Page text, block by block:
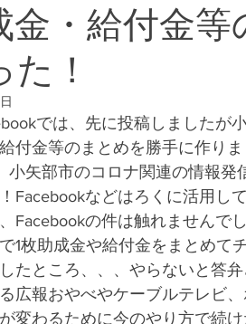
金・給付金
！
では、先に投稿しましたが
付金等のまとめを勝手に作りま
小矢部市のコロナ関連の情報発
Facebookなどはろくに活用し
Facebookの件は触れませんでし
1枚助成金や給付金をまとめて
たところ、、、やらないと答
広報おやべやケーブルテレビ
変わるために今のやり方で続け